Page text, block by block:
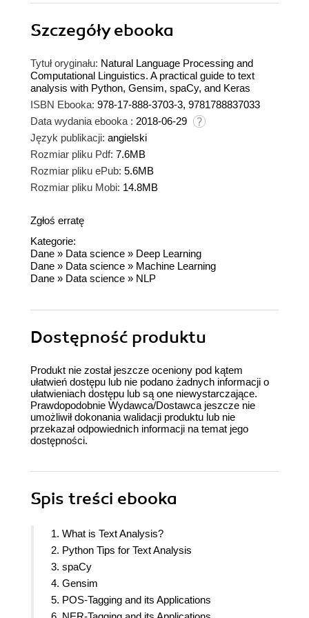
Szczegółyebooka
Tytuł oryginału: Natural Language Processing and
Computational Linguistics. A practical guide to text
analysis with Python, Gensim, spaCy, and Keras
ISBN Ebooka: 978-17-888-3703-3, 9781788837033
Data wydania ebooka : 2018-06-29
Język publikacji: angielski
Rozmiar pliku Pdf: 7.6MB
Rozmiar pliku ePub: 5.6MB
Rozmiar pliku Mobi: 14.8MB
Zgłoś erratę
Kategorie:
Dane » Data science » Deep Learning
Dane » Data science » Machine Learning
Dane » Data science » NLP
Dostępność produktu
Produkt nie został jeszcze oceniony pod kątem
ułatwień dostępu lub nie podano żadnych informacji o
ułatwieniach dostępu lub są one niewystarczające.
Prawdopodobnie Wydawca/Dostawca jeszcze nie
umożliwił dokonania walidacji produktu lub nie
przekazał odpowiednich informacji na temat jego
dostępności.
Spis treści ebooka
1. What is Text Analysis?
2. Python Tips for Text Analysis
3. spaCy
4. Gensim
5. POS-Tagging and its Applications